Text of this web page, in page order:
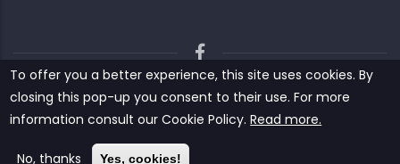
Kiizo Privacy policy
Cookies and other data
Contact us
© CopyrightKiizo2022. All Rights Reserved.
To offer you a better experience, this site uses cookies. By
closing this pop-up you consent to their use. For more
information consult our ‎‎Cookie Policy‎‎.Read more.
No, thanks Yes, cookies!